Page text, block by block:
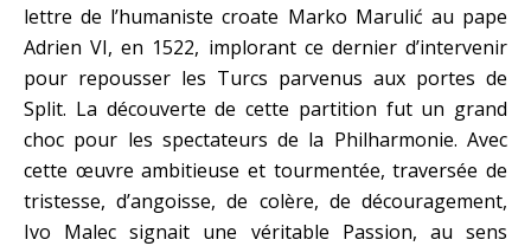
lettre de l’humaniste croate Marko Marulić au pape
Adrien VI, en 1522, implorant ce dernier d’intervenir
pour repousser les Turcs parvenus aux portes de
Split. La découverte de cette partition fut un grand
choc pour les spectateurs de la Philharmonie. Avec
cette œuvre ambitieuse et tourmentée, traversée de
tristesse, d’angoisse, de colère, de découragement,
Ivo Malec signait une véritable Passion, au sens